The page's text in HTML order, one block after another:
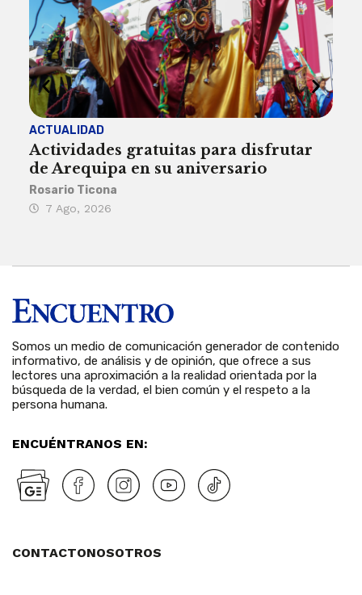
ACTUALIDAD
Actividades gratuitas para disfrutar
de Arequipa en su aniversario
Rosario Ticona
7 Ago, 2026
Somos un medio de comunicación generador de contenido
informativo, de análisis y de opinión, que ofrece a sus
lectores una aproximación a la realidad orientada por la
búsqueda de la verdad, el bien común y el respeto a la
persona humana.
ENCUÉNTRANOS EN:
CONTACTONOSOTROS